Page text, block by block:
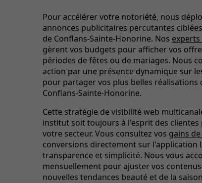
Pour accélérer votre notoriété, nous
annonces publicitaires percutantes
de Conflans-Sainte-Honorine. Nos experts
gèrent vos budgets pour afficher vos
périodes de fêtes ou de mariages. Nous
action par une présence dynamique sur
pour partager vos plus belles réalisations
Conflans-Sainte-Honorine.
Cette stratégie de visibilité web
institut soit toujours à l'esprit des clientes
votre secteur. Vous consultez vos gains
conversions directement sur l'application
transparence et simplicité. Nous vous
mensuellement pour ajuster vos
nouvelles tendances beauté et de la